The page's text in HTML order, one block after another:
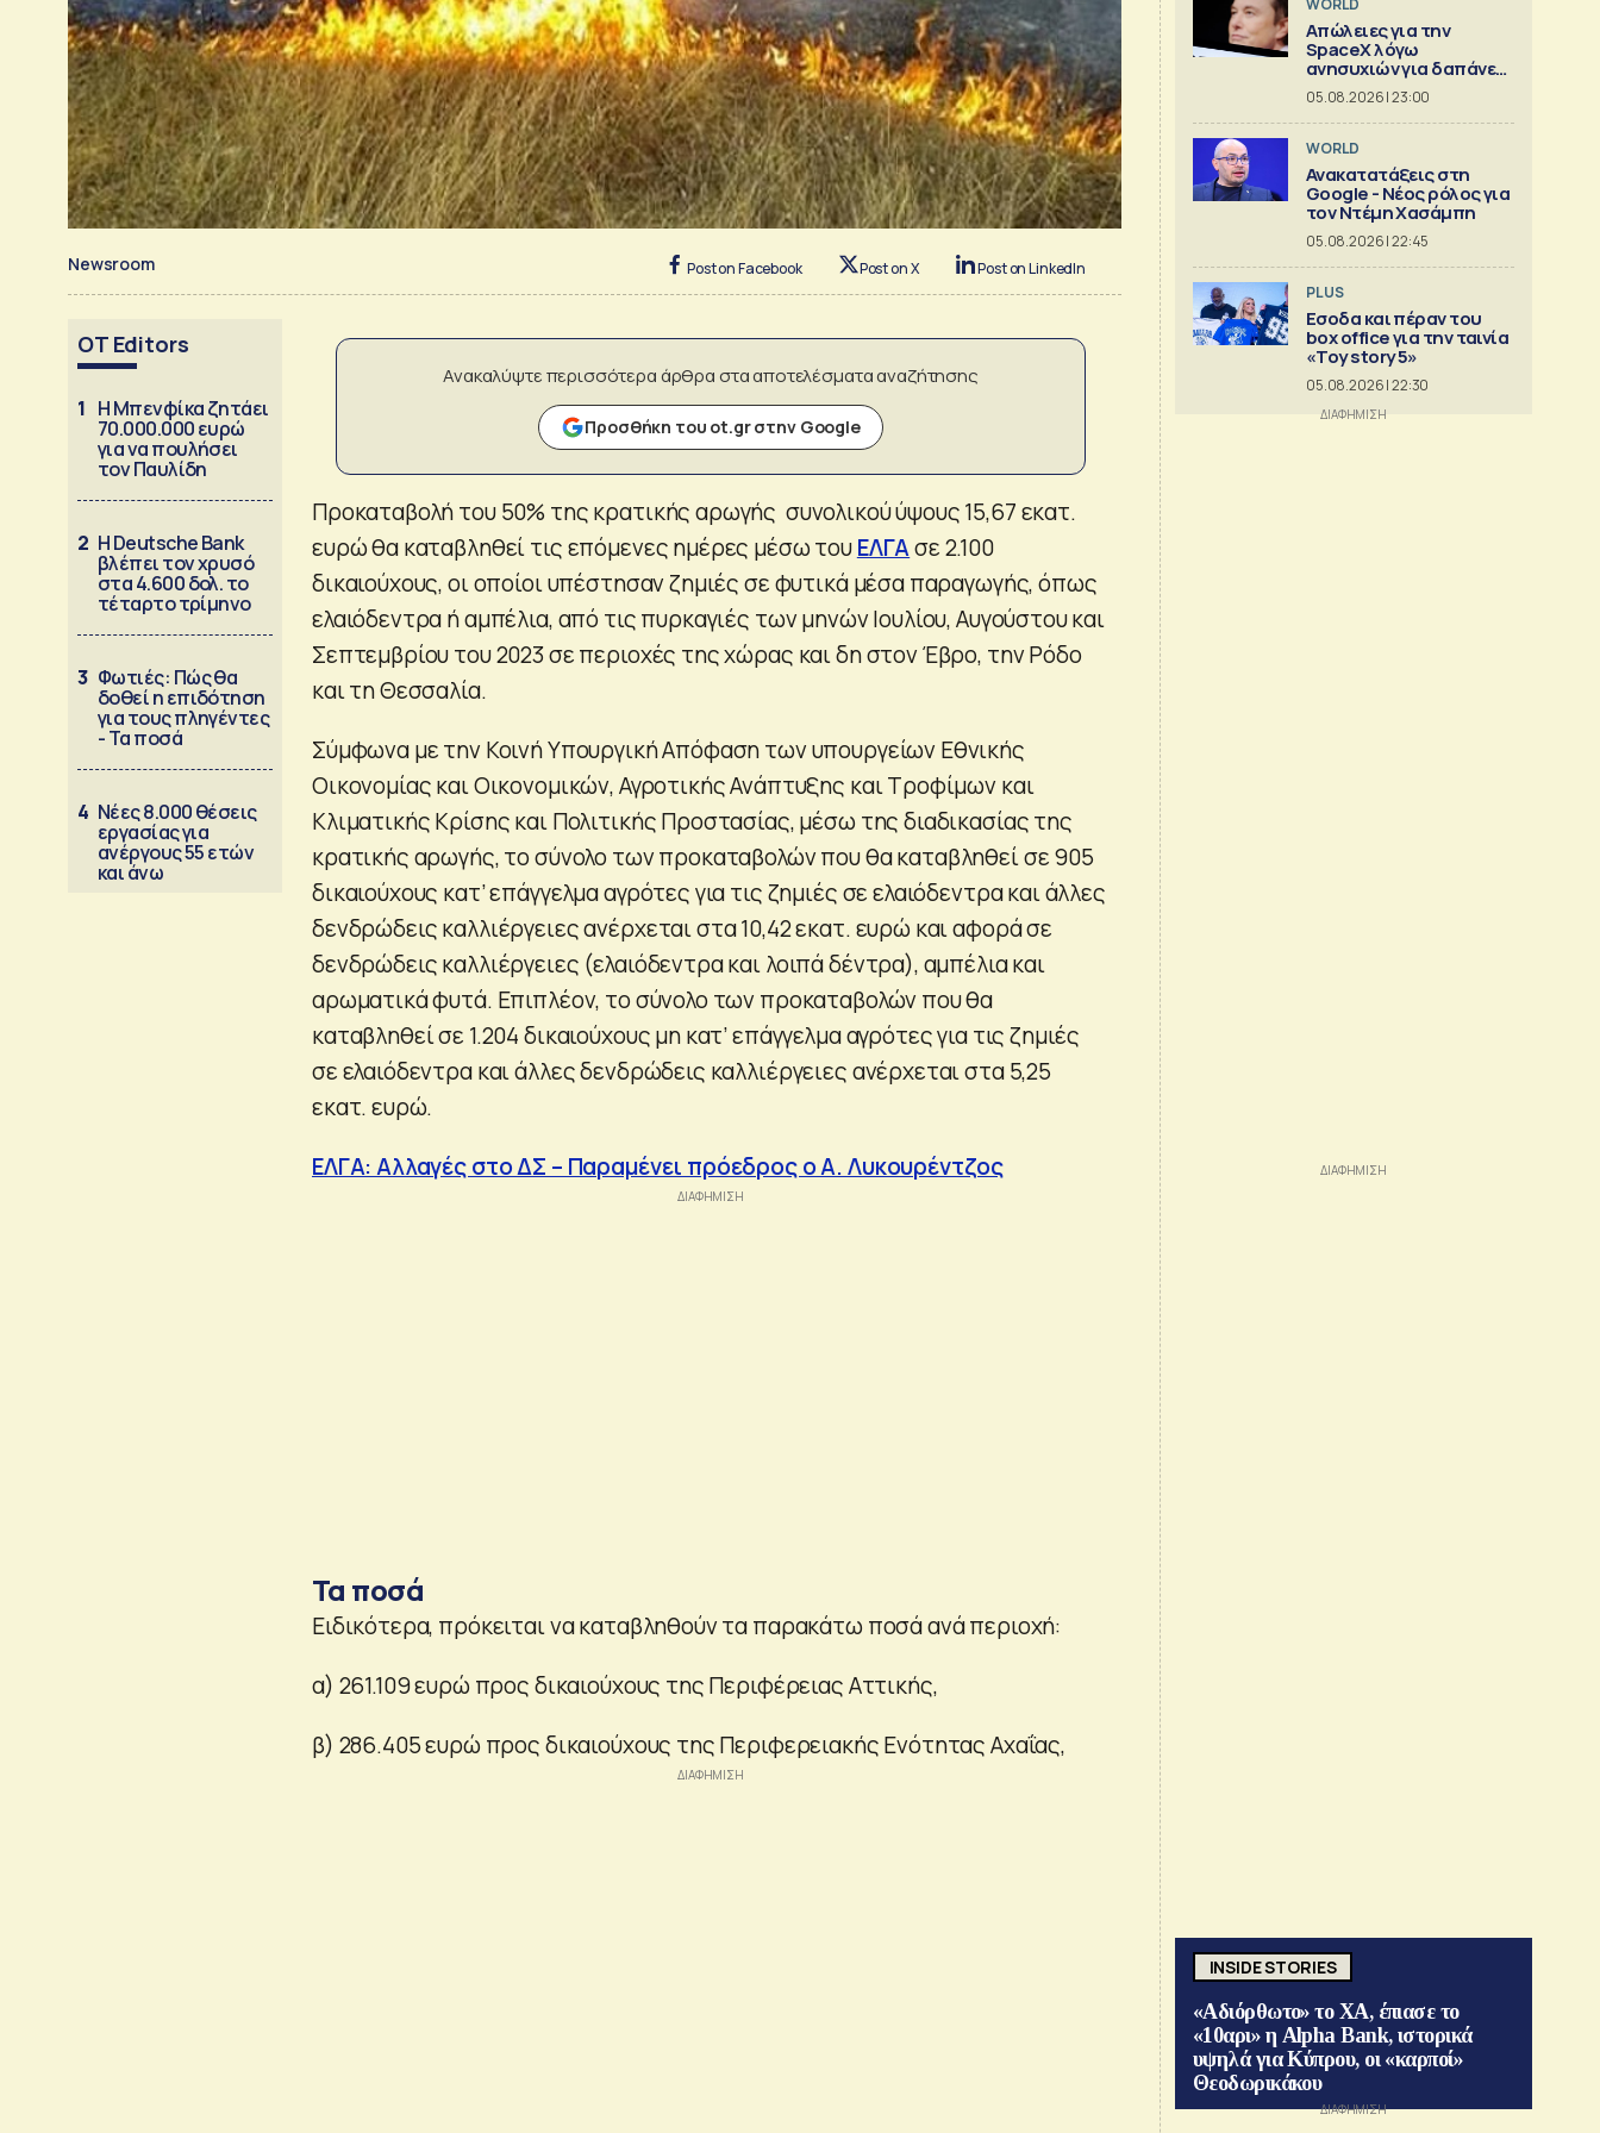
Newsroom Post on Facebook Post on X Post on LinkedIn
OT Editors
1 Η Μπενφίκα ζητάει
70.000.000 ευρώ
για να πουλήσει
τον Παυλίδη
2 Η Deutsche Bank
βλέπει τον χρυσό
στα 4.600 δολ. το
τέταρτο τρίμηνο
3 Φωτιές: Πώς θα
δοθεί η επιδότηση
για τους πληγέντες
- Τα ποσά
4 Νέες 8.000 θέσεις
εργασίας για
ανέργους 55 ετών
και άνω
Ανακαλύψτε περισσότερα άρθρα στα αποτελέσματα αναζήτησης
Προσθήκη του ot.gr στην Google
Προκαταβολή του 50% της κρατικής αρωγής συνολικού ύψους 15,67 εκατ.
ευρώ θα καταβληθεί τις επόμενες ημέρες μέσω τουΕΛΓΑσε 2.100
δικαιούχους, οι οποίοι υπέστησαν ζημιές σε φυτικά μέσα παραγωγής, όπως
ελαιόδεντρα ή αμπέλια, από τις πυρκαγιές των μηνών Ιουλίου, Αυγούστου και
Σεπτεμβρίου του 2023 σε περιοχές της χώρας και δη στον Έβρο, την Ρόδο
και τη Θεσσαλία.
Σύμφωνα με την Κοινή Υπουργική Απόφαση των υπουργείων Εθνικής
Οικονομίας και Οικονομικών, Αγροτικής Ανάπτυξης και Τροφίμων και
Κλιματικής Κρίσης και Πολιτικής Προστασίας, μέσω της διαδικασίας της
κρατικής αρωγής, το σύνολο των προκαταβολών που θα καταβληθεί σε 905
δικαιούχους κατ’ επάγγελμα αγρότες για τις ζημιές σε ελαιόδεντρα και άλλες
δενδρώδεις καλλιέργειες ανέρχεται στα 10,42 εκατ. ευρώ και αφορά σε
δενδρώδεις καλλιέργειες (ελαιόδεντρα και λοιπά δέντρα), αμπέλια και
αρωματικά φυτά. Επιπλέον, το σύνολο των προκαταβολών που θα
καταβληθεί σε 1.204 δικαιούχους μη κατ’ επάγγελμα αγρότες για τις ζημιές
σε ελαιόδεντρα και άλλες δενδρώδεις καλλιέργειες ανέρχεται στα 5,25
εκατ. ευρώ.
ΕΛΓΑ: Αλλαγές στο ΔΣ – Παραμένει πρόεδρος ο Α. Λυκουρέντζος
Τα ποσά
Ειδικότερα, πρόκειται να καταβληθούν τα παρακάτω ποσά ανά περιοχή:
α) 261.109 ευρώ προς δικαιούχους της Περιφέρειας Αττικής,
β) 286.405 ευρώ προς δικαιούχους της Περιφερειακής Ενότητας Αχαΐας,
WORLD
Απώλειες για την
SpaceX λόγω
ανησυχιών για δαπάνες
ΑΙ
05.08.2026 | 23:00
WORLD
Ανακατατάξεις στη
Google - Νέος ρόλος για
τον Ντέμη Χασάμπη
05.08.2026 | 22:45
PLUS
Εσοδα και πέραν του
box office για την ταινία
«Toy story 5»
05.08.2026 | 22:30
INSIDE STORIES
«Αδιόρθωτο» το ΧΑ, έπιασε το
«10αρι» η Alpha Bank, ιστορικά
υψηλά για Κύπρου, οι «καρποί»
Θεοδωρικάκου